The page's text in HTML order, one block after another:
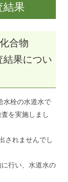
結果
合物
結果につい
水栓の水道水で
を実施しまし
されませんでし
行い、水道水の